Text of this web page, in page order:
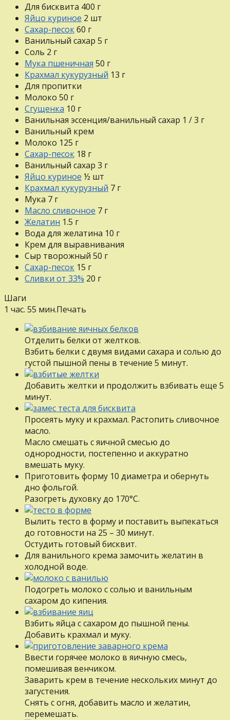
Для бисквита 400 г
Яйцо куриное 2 шт
Сахар-песок60 г
Ванильный сахар 5 г
Соль 2 г
Мука пшеничная 50 г
Крахмал кукурузный 13 г
Для пропитки
Молоко 50 г
Сгущенка 10 г
Ванильная эссенция/ванильный сахар 1 / 3 г
Ванильный крем
Молоко 125 г
Сахар-песок 18 г
Ванильный сахар 3 г
Яйцо куриное ½ шт
Крахмал кукурузный 7 г
Мука 7 г
Масло сливочное 7 г
Желатин 1.5 г
Вода для желатина 10 г
Крем для выравнивания
Сыр творожный 50 г
Сахар-песок 15 г
Сливки от 33% 20 г
Шаги
1 час. 55 мин.Печать
Отделить белки от желтков.
Взбить белки с двумя видами сахара и солью до
густой пышной пены в течение 5 минут.
Добавить желтки и продолжить взбивать еще 5
минут.
Просеять муку и крахмал. Растопить сливочное
масло.
Масло смешать с яичной смесью до
однородности, постепенно и аккуратно
вмешать муку.
Приготовить форму 10 диаметра и обернуть
дно фольгой.
Разогреть духовку до 170°С.
Вылить тесто в форму и поставить выпекаться
до готовности на 25 – 30 минут.
Остудить готовый бисквит.
Для ванильного крема замочить желатин в
холодной воде.
Подогреть молоко с солью и ванильным
сахаром до кипения.
Взбить яйца с сахаром до пышной пены.
Добавить крахмал и муку.
Ввести горячее молоко в яичную смесь,
помешивая венчиком.
Заварить крем в течение нескольких минут до
загустения.
Снять с огня, добавить масло и желатин,
перемешать.